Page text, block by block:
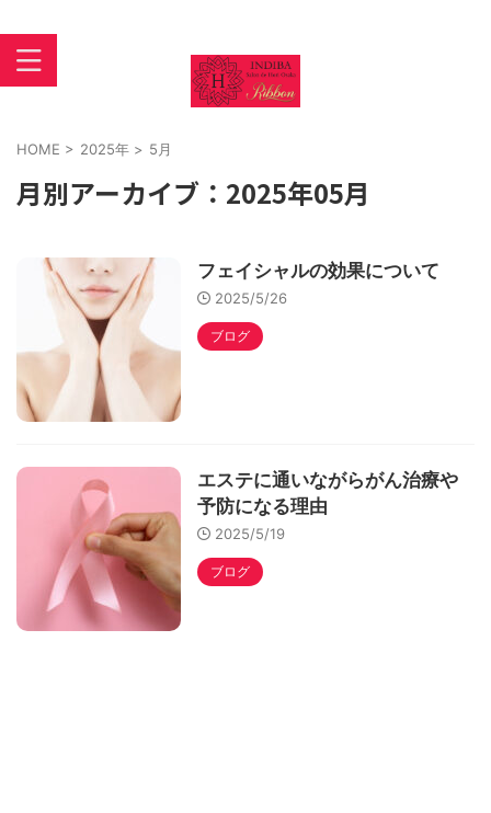
HOME > 2025年 > 5月
月別アーカイブ：2025年05月
フェイシャルの効果について
2025/5/26
ブログ
エステに通いながらがん治療や
予防になる理由
2025/5/19
ブログ